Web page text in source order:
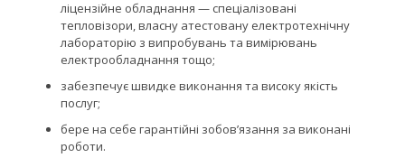
ліцензійне обладнання — спеціалізовані
тепловізори, власну атестовану електротехнічну
лабораторію з випробувань та вимірювань
електрообладнання тощо;
забезпечує швидке виконання та високу якість
послуг;
бере на себе гарантійні зобов’язання за виконані
роботи.